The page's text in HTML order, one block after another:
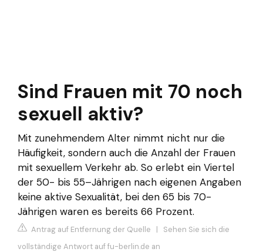
Sind Frauen mit 70 noch
sexuell aktiv?
Mit zunehmendem Alter nimmt nicht nur die
Häufigkeit, sondern auch die Anzahl der Frauen
mit sexuellem Verkehr ab. So erlebt ein Viertel
der 50- bis 55–Jährigen nach eigenen Angaben
keine aktive Sexualität, bei den 65 bis 70-
Jährigen waren es bereits 66 Prozent.
Antrag auf Entfernung der Quelle | Sehen Sie sich die
vollständige Antwort auf fu-berlin.de an